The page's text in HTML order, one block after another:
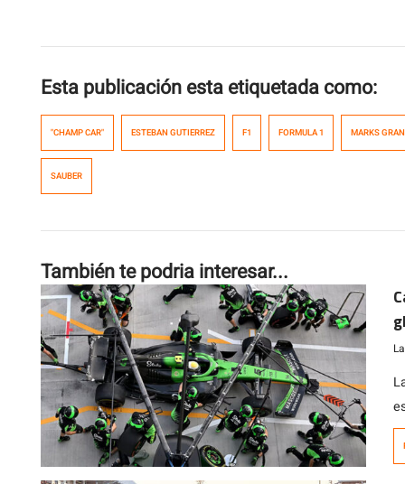
Esta publicación esta etiquetada como:
"CHAMP CAR" ESTEBAN GUTIERREZ F1 FORMULA 1 MARKS
SAUBER
También te podria interesar...